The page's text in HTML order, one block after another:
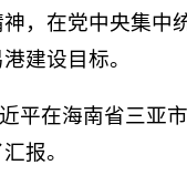
，在党中央集中
建设目标。
平在海南省三亚
报。